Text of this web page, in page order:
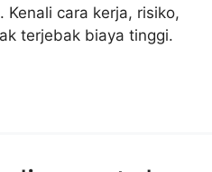
Kenali cara kerja, risiko,
terjebak biaya tinggi.